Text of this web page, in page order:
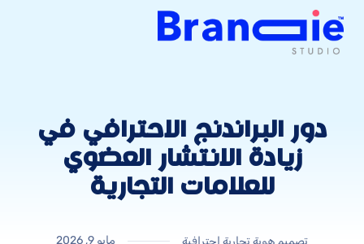
دور البراندنج الاحترافي في
زيادة الانتشار العضوي
للعلامات التجارية
مايو 9, 2026